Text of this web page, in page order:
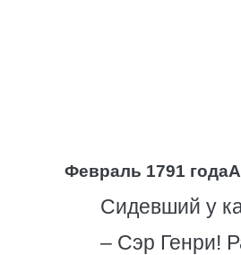
Февраль 1791 года
Сидевший у
– Сэр Генри!